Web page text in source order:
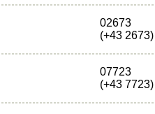
02673
(+43 2673)
07723
(+43 7723)